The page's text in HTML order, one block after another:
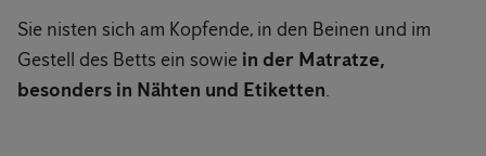
Sie nisten sich am Kopfende, in den Beinen und im
Gestell des Betts ein sowie in der Matratze,
besonders in Nähten und Etiketten.